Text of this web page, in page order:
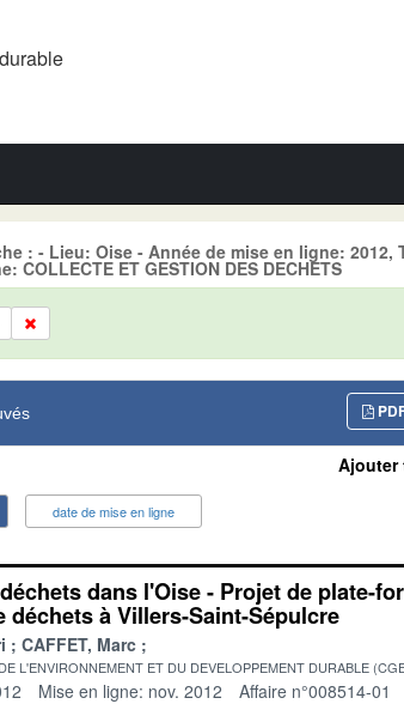
: - Lieu: Oise - Année de mise en ligne: 2012,
COLLECTE ET GESTION DES DECHETS
date de mise en ligne
Ajouter
dans l'Oise - Projet de plate-
déchets à Villers-Saint-Sépulcre
CAFFET, Marc
L'ENVIRONNEMENT ET DU DEVELOPPEMENT DURABLE
Mise en ligne: nov. 2012 Affaire n°008514-01